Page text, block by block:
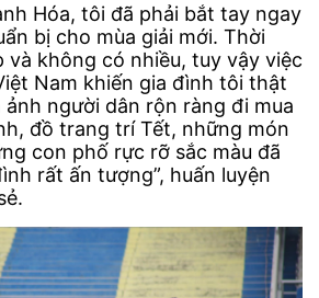
Hóa, tôi đã phải bắt tay ngay
bị cho mùa giải mới. Thời
và không có nhiều, tuy vậy việc
Nam khiến gia đình tôi thật
ảnh người dân rộn ràng đi mua
đồ trang trí Tết, những món
con phố rực rỡ sắc màu đã
rất ấn tượng”, huấn luyện